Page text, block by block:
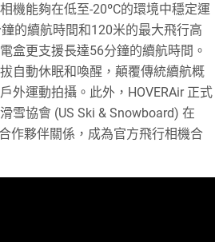
機能夠在低至-20ºC的環境中穩定運
的續航時間和120米的最大飛行高
盒更支援長達56分鐘的續航時間。
自動休眠和喚醒，顛覆傳統續航概
外運動拍攝。此外，HOVERAir 正式
雪協會 (US Ski & Snowboard) 在
作夥伴關係，成為官方飛行相機合